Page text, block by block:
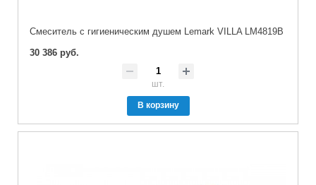
Cмеситель с гигиеническим душем Lemark VILLA LM4819B
30 386 руб.
шт.
В корзину